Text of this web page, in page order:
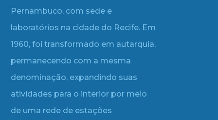
Pernambuco, com sede e
laboratórios na cidade do Recife. Em
1960, foi transformado em autarquia,
permanecendo com a mesma
denominação, expandindo suas
atividades para o interior por meio
de uma rede de estações